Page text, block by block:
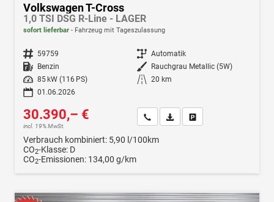
Volkswagen T-Cross
1,0 TSI DSG R-Line - LAGER
sofort lieferbar Fahrzeug mit Tageszulassung
Fahrzeugnr. 59759 Getriebe Automatik
Kraftstoff Benzin Außenfarbe Rauchgrau Metallic (5W)
Leistung
85 kW (116 PS) Kilometerstand 20 km
01.06.2026
30.390,– €
incl. 19% MwSt.
Wir rufen Sie anFahrzeugexposé (PDF)
Verbrauch kombiniert: 5,90 l/100km
CO2-Klasse: D
CO2-Emissionen: 134,00 g/km